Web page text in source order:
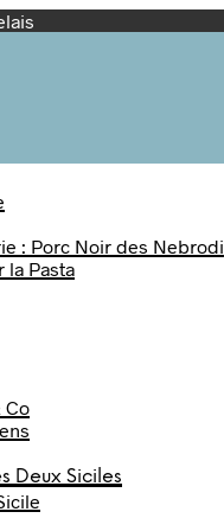
: Porc Noir des Nebrodi
la Pasta
Co
Deux Siciles